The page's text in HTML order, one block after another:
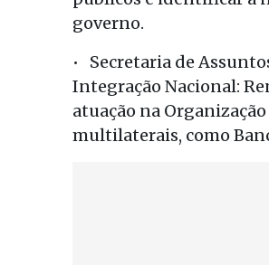
governo.
• Secretaria de
Integração Nacional:
atuação na
multilaterais, como